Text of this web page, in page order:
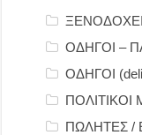
ΟΔΗΓΟΙ –
ΟΔΗΓΟΙ
ΠΟΛΙΤΙΚΟΙ
ΠΩΛΗΤΕΣ /